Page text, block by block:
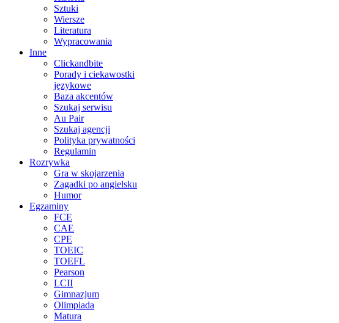
Sztuki
Wiersze
Literatura
Wypracowania
Inne
Clickandbite
Porady i ciekawostki
językowe
Baza akcentów
Szukaj serwisu
Au Pair
Szukaj agencji
Polityka prywatności
Regulamin
Rozrywka
Gra w skojarzenia
Zagadki po angielsku
Humor
Egzaminy
FCE
CAE
CPE
TOEIC
TOEFL
Pearson
LCII
Gimnazjum
Olimpiada
Matura